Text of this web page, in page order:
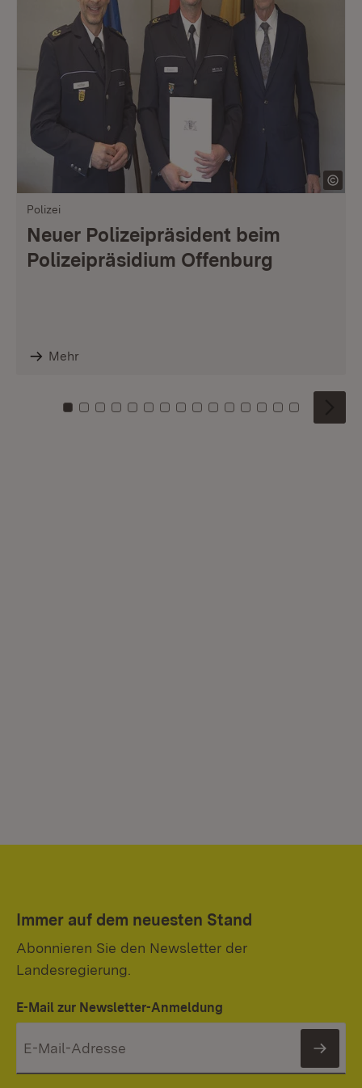
Polizei
Neuer Polizeipräsident beim
Polizeipräsidium Offenburg
Mehr
Zu Kachel: 0
Zu Kachel: 1
Zu Kachel: 2
Zu Kachel: 3
Zu Kachel: 4
Zu Kachel: 5
Zu Kachel: 6
Zu Kachel: 7
Zu Kachel: 8
Zu Kachel: 9
Zu Kachel: 10
Zu Kachel: 11
Zu Kachel: 12
Zu Kachel:
Zu
Immer auf dem neuesten Stand
Abonnieren Sie den Newsletter der
Landesregierung.
E-Mail zur Newsletter-Anmeldung